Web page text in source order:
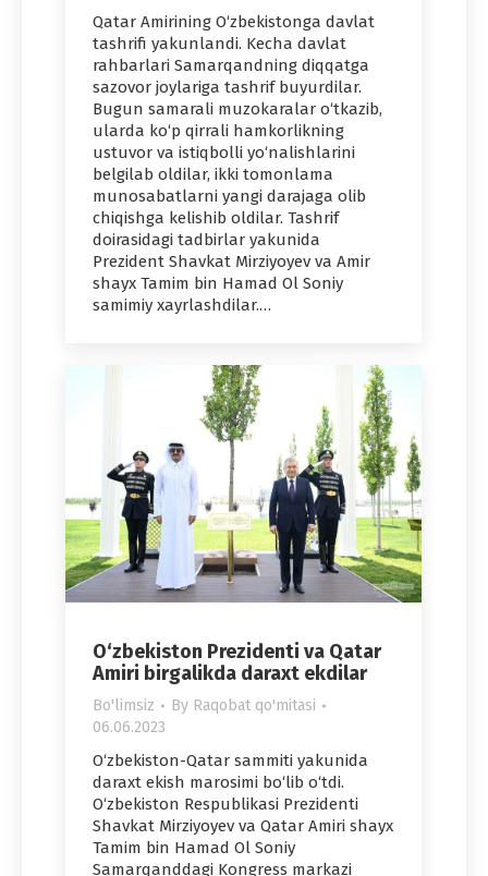
Qatar Amirining O‘zbekistonga davlat
tashrifi yakunlandi. Kecha davlat
rahbarlari Samarqandning diqqatga
sazovor joylariga tashrif buyurdilar.
Bugun samarali muzokaralar o‘tkazib,
ularda ko‘p qirrali hamkorlikning
ustuvor va istiqbolli yo‘nalishlarini
belgilab oldilar, ikki tomonlama
munosabatlarni yangi darajaga olib
chiqishga kelishib oldilar. Tashrif
doirasidagi tadbirlar yakunida
Prezident Shavkat Mirziyoyev va Amir
shayx Tamim bin Hamad Ol Soniy
samimiy xayrlashdilar.…
O‘zbekiston Prezidenti va Qatar
Amiri birgalikda daraxt ekdilar
Bo'limsiz By Raqobat qo'mitasi
06.06.2023
O‘zbekiston-Qatar sammiti yakunida
daraxt ekish marosimi bo‘lib o‘tdi.
O‘zbekiston Respublikasi Prezidenti
Shavkat Mirziyoyev va Qatar Amiri shayx
Tamim bin Hamad Ol Soniy
Samarqanddagi Kongress markazi